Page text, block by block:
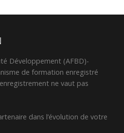
Développement (AFBD)-
de formation enregistré
ne vaut pas
dans l’évolution de votre